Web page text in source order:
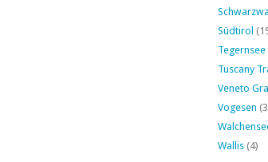
Südtirol
Tegernsee
Tuscany
Veneto
Vogesen
Wallis (4)